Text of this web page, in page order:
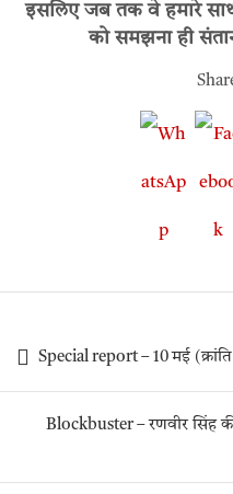
इसलिए जब तक वे हमारे
को समझना ही
Special report – 10 मई
Blockbuster – रणवीर सिंह